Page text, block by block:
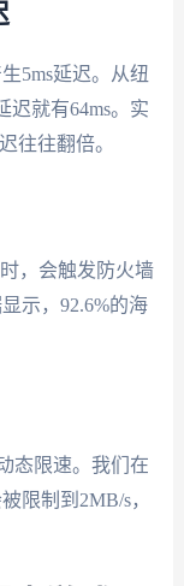
5ms延迟。从纽
迟就有64ms。实
往往翻倍。
，会触发防火墙
示，92.6%的海
态限速。我们在
限制到2MB/s，